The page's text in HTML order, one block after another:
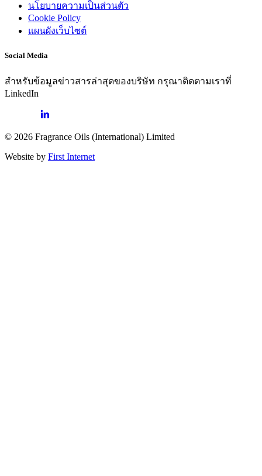
นโยบายความเป็นส่วนตัว
Cookie Policy
แผนผังเว็บไซต์
Social Media
สำหรับข้อมูลข่าวสารล่าสุดของบริษัท กรุณาติดตามเราที่
LinkedIn
© 2026 Fragrance Oils (International) Limited
Website by First Internet